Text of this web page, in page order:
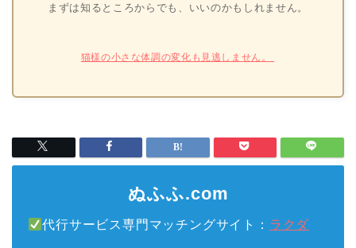
まずは知るところからでも、いいのかもしれません。
猫様の小さな体調の変化も見逃しません。
ぬふふ.com
代行サービス専門マッチングサイト： ラクダ